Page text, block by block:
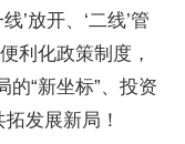
’放开、‘二线’管
利化政策制度，
“新坐标”、投资
发展新局！